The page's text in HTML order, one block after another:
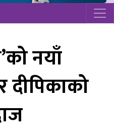
नयाँ
दीपिकाको